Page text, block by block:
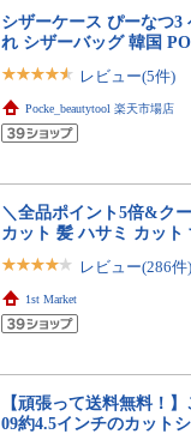
シザーケース ぴーなつ3
れ シザーバッグ 韓国
レビュー(5件)
Pocke_beautytool 楽天市場店
＼全品ポイント5倍&ク
カット 髪 ハサミ カッ
レビュー(286件)
1st Market
【頑張って送料無料！
09約4.5インチのカット